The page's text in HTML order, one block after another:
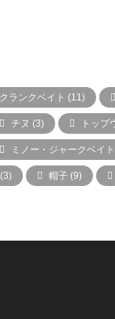
クランクベイト (11)
チヌ (3) トップ
ミノー・ジャークベイト
(3) 帽子 (9)